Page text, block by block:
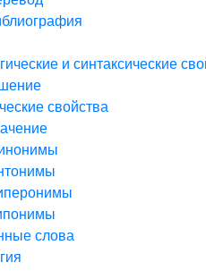
и синтаксические
свойства
слова